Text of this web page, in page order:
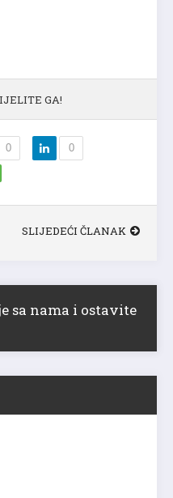
GA!
0 0
SLIJEDEĆI ČLANAK
sa nama i ostavite